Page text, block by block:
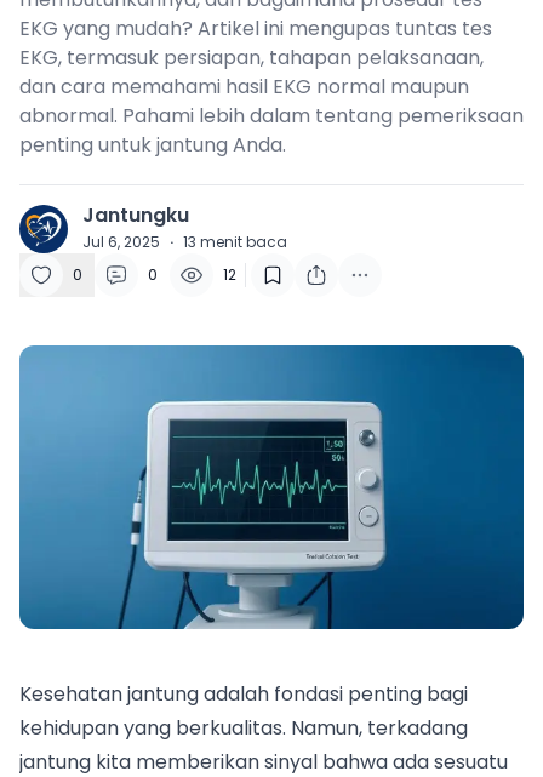
EKG yang mudah? Artikel ini mengupas tuntas tes
EKG, termasuk persiapan, tahapan pelaksanaan,
dan cara memahami hasil EKG normal maupun
abnormal. Pahami lebih dalam tentang pemeriksaan
penting untuk jantung Anda.
J Jantungku
Jul 6, 2025 · 13 menit baca
0
0 12
Kesehatan jantung adalah fondasi penting bagi
kehidupan yang berkualitas. Namun, terkadang
jantung kita memberikan sinyal bahwa ada sesuatu